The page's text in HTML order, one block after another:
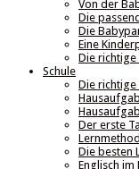
Von der
Die
Die
Eine
Die
Schule
Die
Der erste
Die besten
Englisch